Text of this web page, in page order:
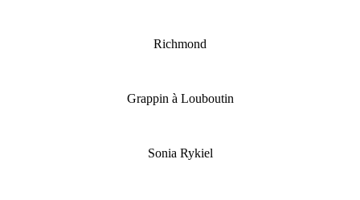
Richmond
Grappin à Louboutin
Sonia Rykiel